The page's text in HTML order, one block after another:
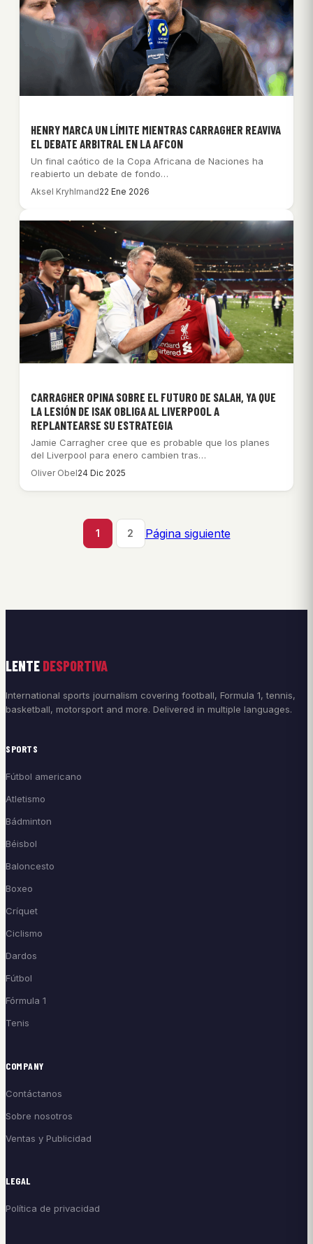
HENRY MARCA UN LÍMITE MIENTRAS CARRAGHER REAVIVA
EL DEBATE ARBITRAL EN LA AFCON
Un final caótico de la Copa Africana de Naciones ha
reabierto un debate de fondo…
Aksel Kryhlmand22 Ene 2026
CARRAGHER OPINA SOBRE EL FUTURO DE SALAH, YA QUE
LA LESIÓN DE ISAK OBLIGA AL LIVERPOOL A
REPLANTEARSE SU ESTRATEGIA
Jamie Carragher cree que es probable que los planes
del Liverpool para enero cambien tras…
Oliver Obel24 Dic 2025
1 2 Página siguiente
LENTE DESPORTIVA
International sports journalism covering football, Formula 1, tennis,
basketball, motorsport and more. Delivered in multiple languages.
SPORTS
Fútbol americano
Atletismo
Bádminton
Béisbol
Baloncesto
Boxeo
Críquet
Ciclismo
Dardos
Fútbol
Fórmula 1
Tenis
COMPANY
Contáctanos
Sobre nosotros
Ventas y Publicidad
LEGAL
Política de privacidad